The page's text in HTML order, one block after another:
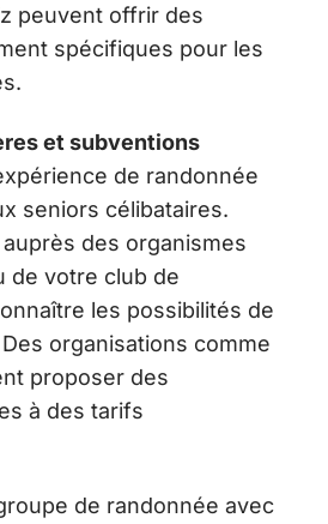
peuvent offrir des
spécifiques pour les
et subventions
de randonnée
seniors célibataires.
des organismes
de votre club de
les possibilités de
organisations comme
proposer des
à des tarifs
de randonnée avec